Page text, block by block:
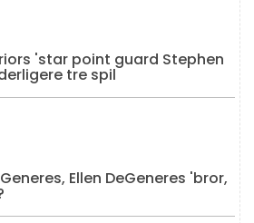
'star point guard Stephen
tre spil
Ellen DeGeneres 'bror,